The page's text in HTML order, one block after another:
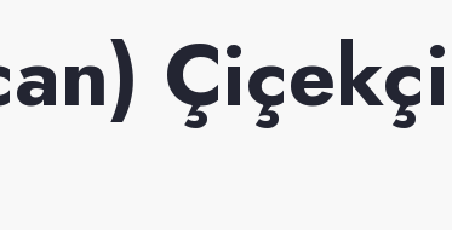
Çiçekçi